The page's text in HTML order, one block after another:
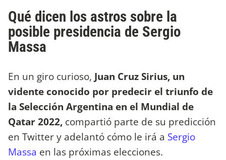
Qué dicen los astros sobre la
posible presidencia de Sergio
Massa
En un giro curioso, Juan Cruz Sirius, un
vidente conocido por predecir el triunfo de
la Selección Argentina en el Mundial de
Qatar 2022, compartió parte de su predicción
en Twitter y adelantó cómo le irá a Sergio
Massa en las próximas elecciones.